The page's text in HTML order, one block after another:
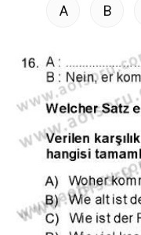
A B